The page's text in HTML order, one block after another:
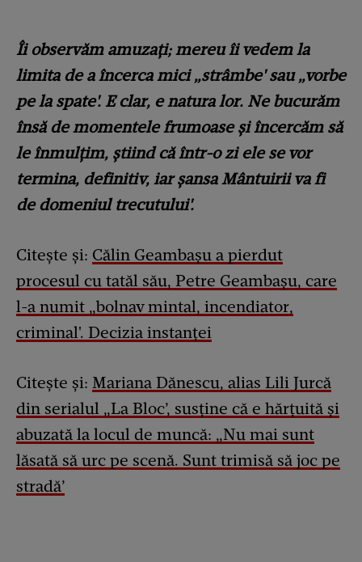
Îi observăm amuzați; mereu îi vedem la
limita de a încerca mici „strâmbe' sau „vorbe
pe la spate'. E clar, e natura lor. Ne bucurăm
însă de momentele frumoase și încercăm să
le înmulțim, știind că într-o zi ele se vor
termina, definitiv, iar șansa Mântuirii va fi
de domeniul trecutului'.
Citește și: Călin Geambașu a pierdut
procesul cu tatăl său, Petre Geambașu, care
l-a numit „bolnav mintal, incendiator,
criminal'. Decizia instanței
Citește și: Mariana Dănescu, alias Lili Jurcă
din serialul „La Bloc’, susține că e hărţuită şi
abuzată la locul de muncă: „Nu mai sunt
lăsată să urc pe scenă. Sunt trimisă să joc pe
stradă’